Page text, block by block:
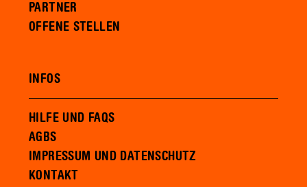
PARTNER
OFFENE STELLEN
INFOS
HILFE UND FAQS
AGBS
IMPRESSUM UND DATENSCHUTZ
KONTAKT